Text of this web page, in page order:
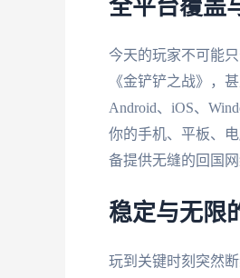
全平台覆盖
今天的玩家不可能
《金铲铲之战》，
Android、iOS、
你的手机、平板、
备提供无缝的回国网
稳定与无限
玩到关键时刻突然